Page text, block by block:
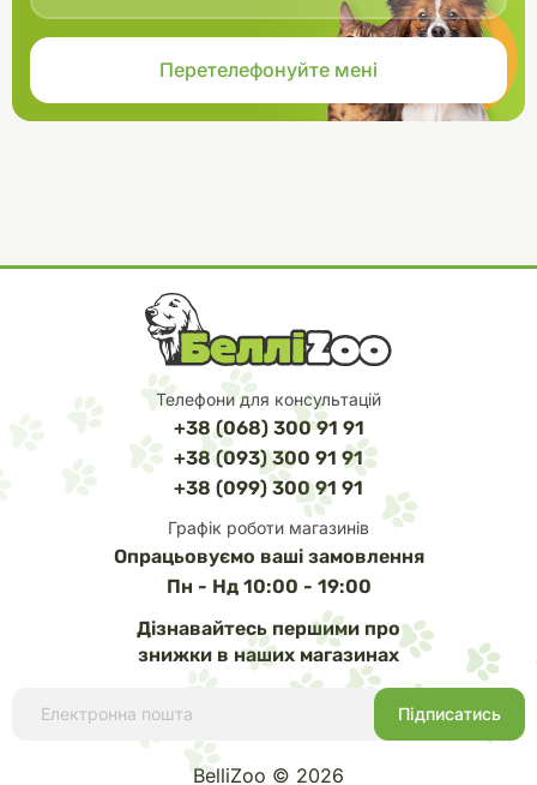
Телефони для консультацій
+38 (068) 300 91 91
+38 (093) 300 91 91
+38 (099) 300 91 91
Графік роботи магазинів
Опрацьовуємо ваші замовлення
Пн - Нд 10:00 - 19:00
Дізнавайтесь першими про
знижки в наших магазинах
BelliZoo © 2026